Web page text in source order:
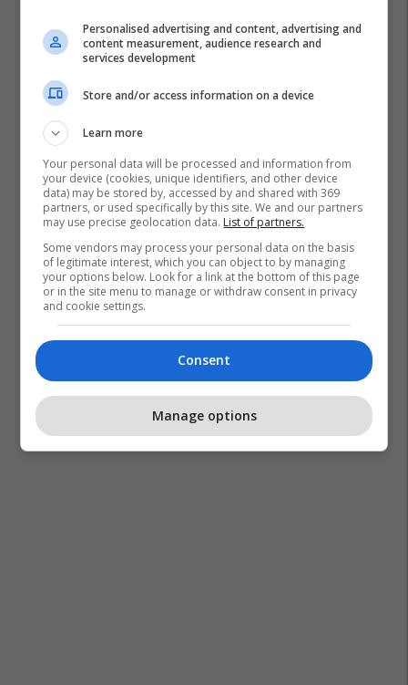
Personalised advertising and content, advertising and
content measurement, audience research and
services development
Store and/or access information on a device
Learn more
Your personal data will be processed and information from
your device (cookies, unique identifiers, and other device
data) may be stored by, accessed by and shared with 369
partners, or used specifically by this site. We and our partners
may use precise geolocation data. List of partners.
Some vendors may process your personal data on the basis
of legitimate interest, which you can object to by managing
your options below. Look for a link at the bottom of this page
or in the site menu to manage or withdraw consent in privacy
and cookie settings.
Consent
Manage options